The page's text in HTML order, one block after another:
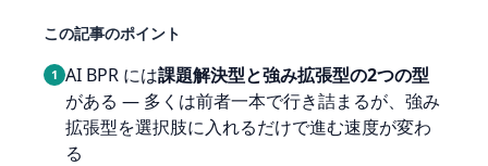
この記事のポイント
1 AI BPR には課題解決型と強み拡張型の2つの型
がある ― 多くは前者一本で行き詰まるが、強み
拡張型を選択肢に入れるだけで進む速度が変わ
る